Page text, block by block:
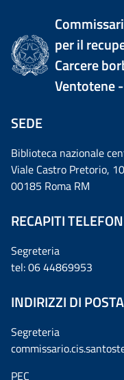
per il
Carcere
Ventotene
SEDE
Biblioteca nazionale
Viale Castro Pretorio,
00185 Roma RM
RECAPITI
Segreteria
tel: 06 44869953
INDIRIZZI DI
Segreteria
PEC